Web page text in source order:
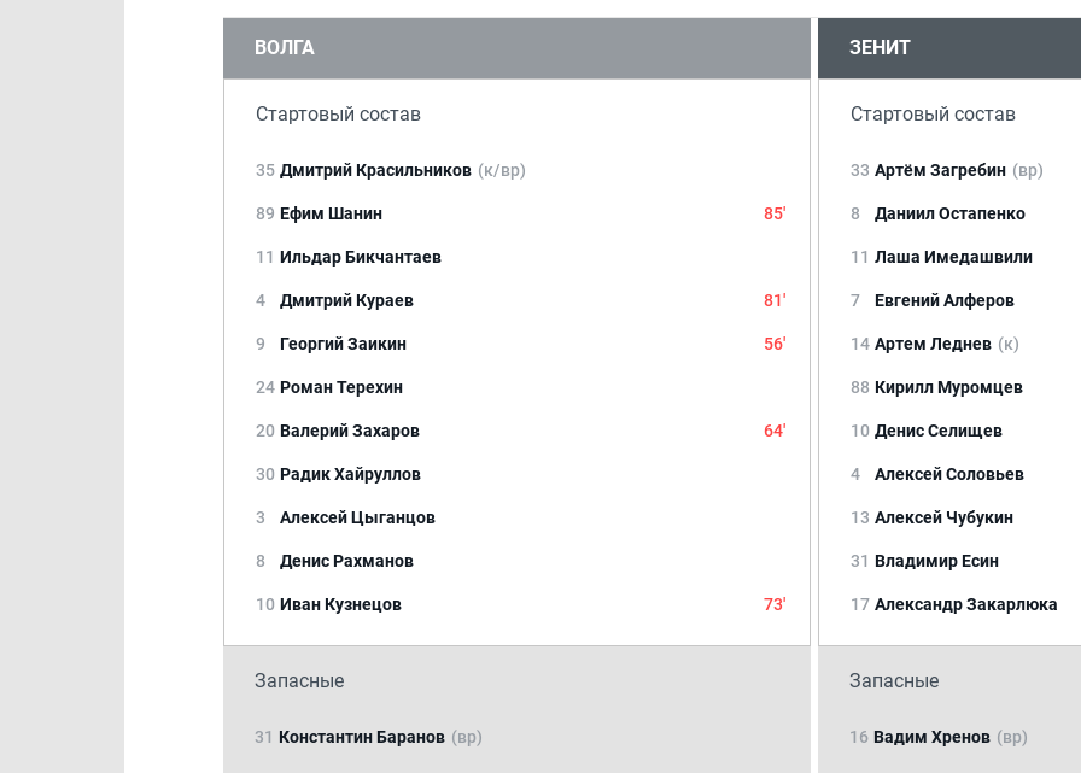
ВОЛГА
Стартовый состав
35 Дмитрий Красильников (к/вр)
89 Ефим Шанин 85'
11 Ильдар Бикчантаев
4 Дмитрий Кураев 81'
9 Георгий Заикин 56'
24 Роман Терехин
20 Валерий Захаров 64'
30 Радик Хайруллов
3 Алексей Цыганцов
8 Денис Рахманов
10 Иван Кузнецов 73'
Запасные
31 Константин Баранов (вр)
ЗЕНИТ
Стартовый состав
33 Артём Загребин (вр)
8 Даниил Остапенко
11 Лаша Имедашвили
7 Евгений Алферов
14 Артем Леднев (к)
88 Кирилл Муромцев
10 Денис Селищев
4 Алексей Соловьев
13 Алексей Чубукин
31 Владимир Есин
17 Александр Закарлюка
Запасные
16 Вадим Хренов (вр)